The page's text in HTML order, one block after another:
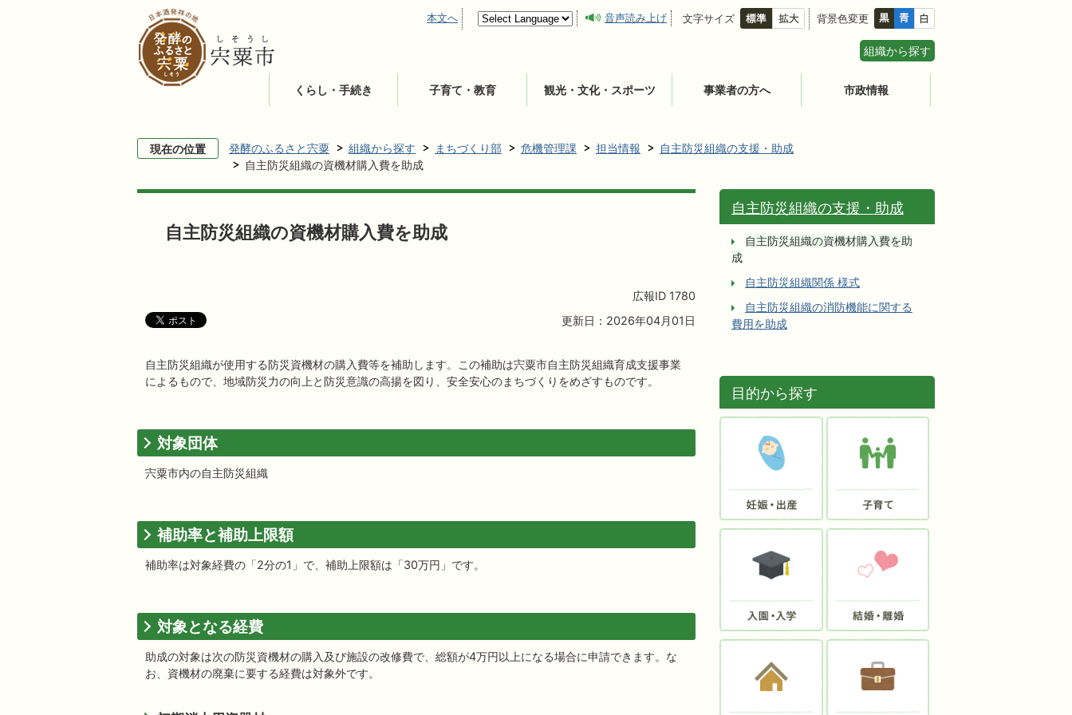
本文へ 音声読み上げ 文字サイズ 背景色変更
組織から探す
くらし・手続き 子育て・教育 観光・文化・スポーツ 事業者の方へ 市政情報
現在の位置 発酵のふるさと宍粟 組織から探す まちづくり部 危機管理課 担当情報
自主防災組織の支援・助成
自主防災組織の資機材購入費を助成
自主防災組織の資機材購入費を助成
広報ID 1780
更新日：2026年04月01日
自主防災組織が使用する防災資機材の購入費等を補助します。この補助は宍粟市自主防災組織育成支援事業
によるもので、地域防災力の向上と防災意識の高揚を図り、安全安心のまちづくりをめざすものです。
対象団体
宍粟市内の自主防災組織
補助率と補助上限額
補助率は対象経費の「2分の1」で、補助上限額は「30万円」です。
対象となる経費
助成の対象は次の防災資機材の購入及び施設の改修費で、総額が4万円以上になる場合に申請できます。な
お、資機材の廃棄に要する経費は対象外です。
自主防災組織の支援・助成
自主防災組織の資機材購入費を助
成
自主防災組織関係 様式
自主防災組織の消防機能に関する
費用を助成
目的から探す